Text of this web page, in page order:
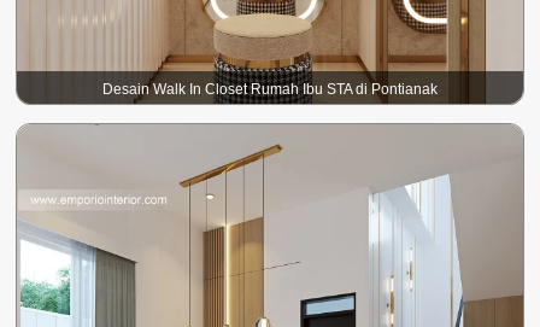
Desain Walk In Closet Rumah Ibu STA di Pontianak